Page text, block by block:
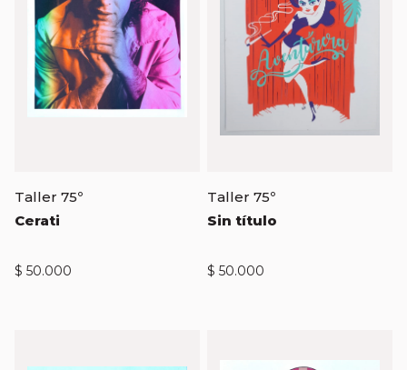
Taller 75º
Cerati
$ 50.000
Taller 75º
Sin título
$ 50.000